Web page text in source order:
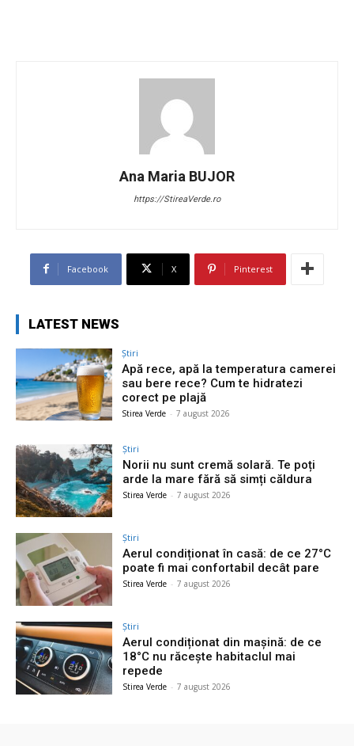
Ana Maria BUJOR
https://StireaVerde.ro
Facebook X Pinterest
LATEST NEWS
Știri
Apă rece, apă la temperatura camerei
sau bere rece? Cum te hidratezi
corect pe plajă
Stirea Verde - 7 august 2026
Știri
Norii nu sunt cremă solară. Te poți
arde la mare fără să simți căldura
Stirea Verde - 7 august 2026
Știri
Aerul condiționat în casă: de ce 27°C
poate fi mai confortabil decât pare
Stirea Verde - 7 august 2026
Știri
Aerul condiționat din mașină: de ce
18°C nu răcește habitaclul mai
repede
Stirea Verde - 7 august 2026